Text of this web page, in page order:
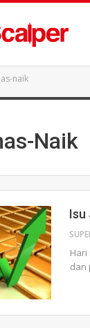
naik
Naik
Isu
dan